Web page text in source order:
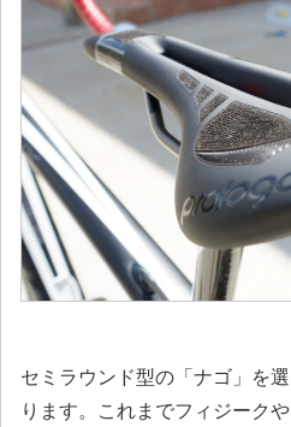
セミラウンド型の「ナゴ」を
ります。これまでフィジーク